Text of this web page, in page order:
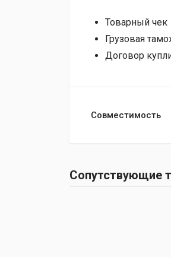
Товарный чек
Грузовая
Договор
Совместимость
Сопутствующие